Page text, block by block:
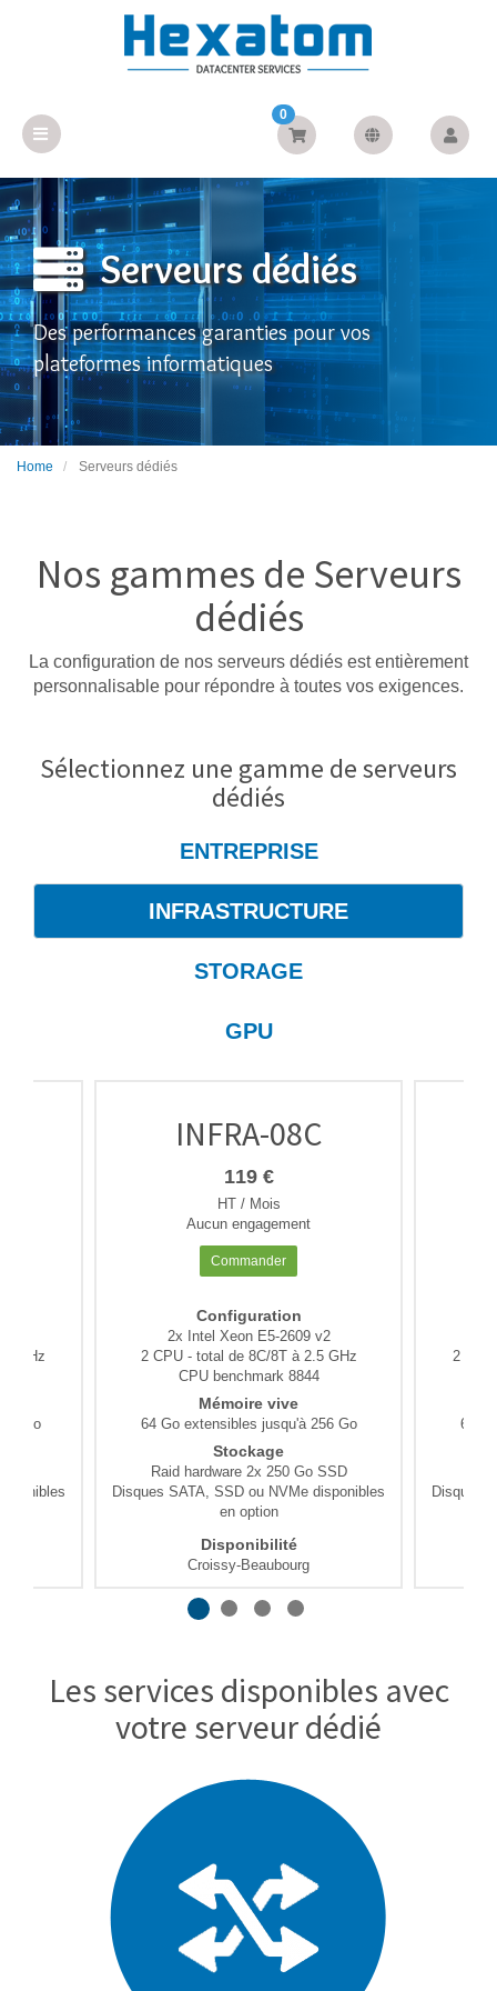
0
Serveurs dédiés
Des performances garanties pour vos
plateformes informatiques
Home Serveurs dédiés
Nos gammes de Serveurs
dédiés
La configuration de nos serveurs dédiés est entièrement
personnalisable pour répondre à toutes vos exigences.
Sélectionnez une gamme de serveurs
dédiés
ENTREPRISE
INFRASTRUCTURE
STORAGE
GPU
GHz
Go
INFRA-08C
119 €
HT / Mois
Aucun engagement
Commander
Configuration
2x Intel Xeon E5-2609 v2
2 CPU - total de 8C/8T à 2.5 GHz
CPU benchmark 8844
Mémoire vive
64 Go extensibles jusqu'à 256 Go
Stockage
Raid hardware 2x 250 Go SSD
Disques SATA, SSD ou NVMe disponibles
en option
Disponibilité
Croissy-Beaubourg
2
64
Disques
Les services disponibles avec
votre serveur dédié